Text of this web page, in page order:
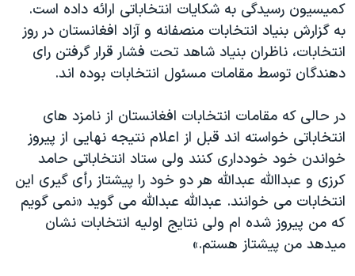
کميسيون رسيدگی به شکايات انتخاباتی ارائه داده است.
به گزارش بنياد انتخابات منصفانه و آزاد افغانستان در روز
انتخابات، ناظران بنياد شاهد تحت فشار قرار گرفتن رای
دهندگان توسط مقامات مسئول انتخابات بوده اند.
در حالی که مقامات انتخابات افغانستان از نامزد های
انتخاباتی خواسته اند قبل از اعلام نتيجه نهايی از پيروز
خواندن خود خودداری کنند ولی ستاد انتخاباتی حامد
کرزی و عبداالله عبدالله هر دو خود را پيشتاز رأی گيری اين
انتخابات می خوانند. عبدالله عبدالله می گويد «نمی گويم
که من پيروز شده ام ولی نتايج اوليه انتخابات نشان
ميدهد من پيشتاز هستم.»